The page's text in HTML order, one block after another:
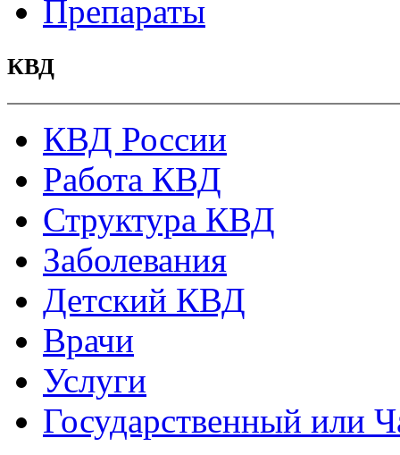
Препараты
КВД
КВД России
Работа КВД
Структура КВД
Заболевания
Детский КВД
Врачи
Услуги
Государственный или